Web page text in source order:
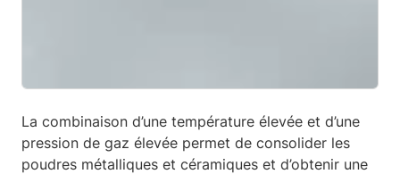
La combinaison d’une température élevée et d’une
pression de gaz élevée permet de consolider les
poudres métalliques et céramiques et d’obtenir une